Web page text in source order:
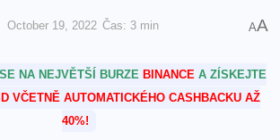
October 19, 2022 Čas: 3 min AA
NA NEJVĚTŠÍ BURZE BINANCE A ZÍSKEJTE
VČETNĚ AUTOMATICKÉHO CASHBACKU AŽ
40%!